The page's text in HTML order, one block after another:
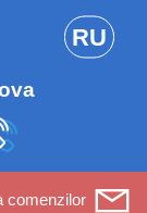
RU
comenzilor